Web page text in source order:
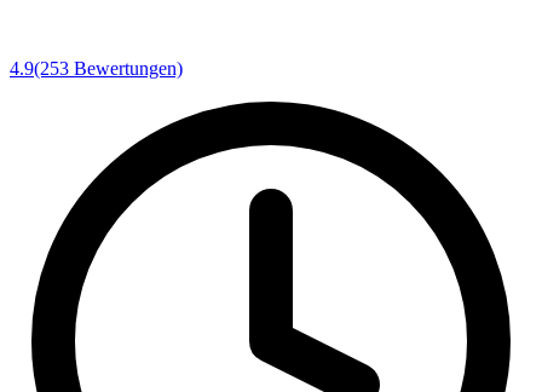
4.9(253 Bewertungen)